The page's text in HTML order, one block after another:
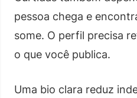
pessoa chega e
some. O perfil precisa
o que você publica.
Uma bio clara reduz